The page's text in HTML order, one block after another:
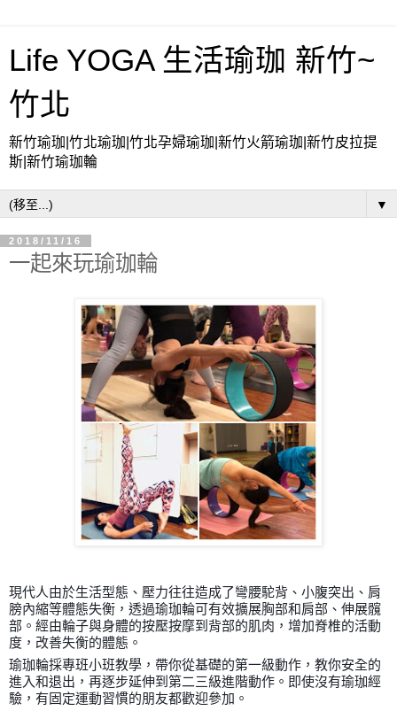
Life YOGA 生活瑜珈 新竹~
竹北
新竹瑜珈|竹北瑜珈|竹北孕婦瑜珈|新竹火箭瑜珈|新竹皮拉提
斯|新竹瑜珈輪
▼
2018/11/16
一起來玩瑜珈輪
現代人由於生活型態、壓力往往造成了彎腰駝背、小腹突出、肩
膀內縮等體態失衡，透過瑜珈輪可有效擴展胸部和肩部、伸展髖
部。經由輪子與身體的按壓按摩到背部的肌肉，增加脊椎的活動
度，改善失衡的體態。
瑜珈輪採專班小班教學，帶你從基礎的第一級動作，教你安全的
進入和退出，再逐步延伸到第二三級進階動作。 即使沒有瑜珈經
驗，有固定運動習慣的朋友都歡迎參加。